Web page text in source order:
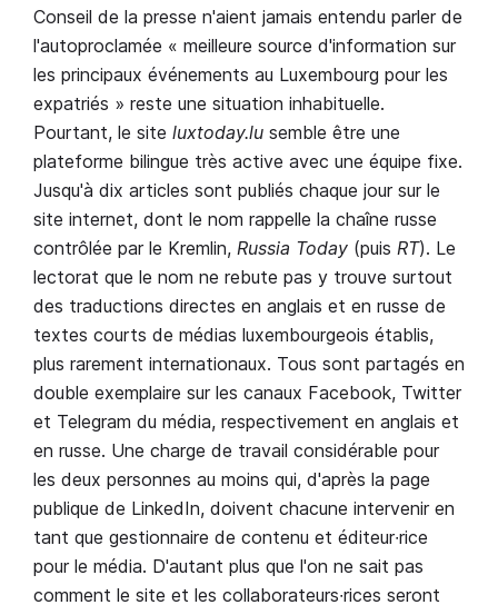
Conseil de la presse n'aient jamais entendu parler de
l'autoproclamée « meilleure source d'information sur
les principaux événements au Luxembourg pour les
expatriés » reste une situation inhabituelle.
Pourtant, le site luxtoday.lu semble être une
plateforme bilingue très active avec une équipe fixe.
Jusqu'à dix articles sont publiés chaque jour sur le
site internet, dont le nom rappelle la chaîne russe
contrôlée par le Kremlin, Russia Today (puis RT). Le
lectorat que le nom ne rebute pas y trouve surtout
des traductions directes en anglais et en russe de
textes courts de médias luxembourgeois établis,
plus rarement internationaux. Tous sont partagés en
double exemplaire sur les canaux Facebook, Twitter
et Telegram du média, respectivement en anglais et
en russe. Une charge de travail considérable pour
les deux personnes au moins qui, d'après la page
publique de LinkedIn, doivent chacune intervenir en
tant que gestionnaire de contenu et éditeur∙rice
pour le média. D'autant plus que l'on ne sait pas
comment le site et les collaborateurs∙rices seront